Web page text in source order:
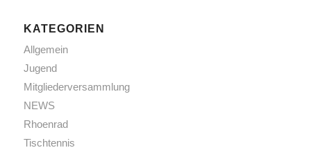
KATEGORIEN
Allgemein
Jugend
Mitgliederversammlung
NEWS
Rhoenrad
Tischtennis